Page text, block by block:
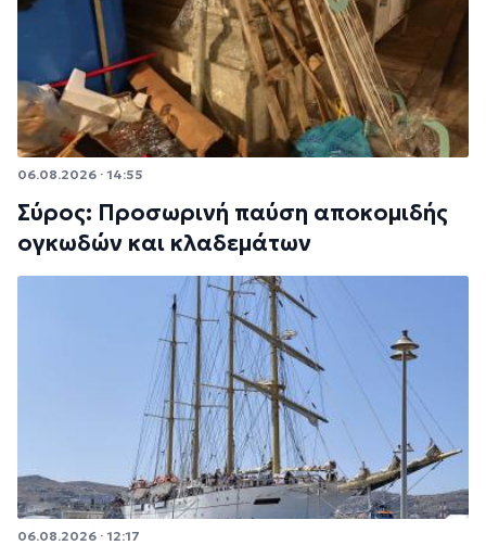
06.08.2026 · 14:55
Σύρος: Προσωρινή παύση αποκομιδής
ογκωδών και κλαδεμάτων
06.08.2026 · 12:17